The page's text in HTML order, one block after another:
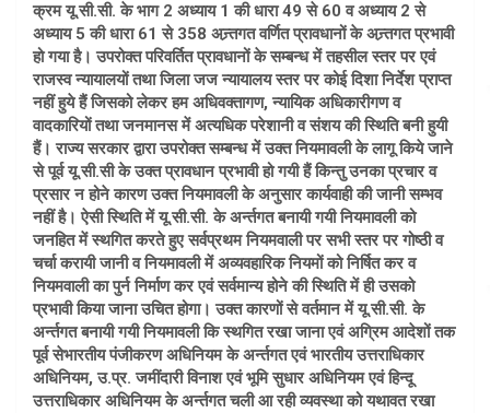
क्रम यू.सी.सी. के भाग 2 अध्याय 1 की धारा 49 से 60 व अध्याय 2 से
अध्याय 5 की धारा 61 से 358 अन्र्तगत वर्णित प्रावधानों के अन्र्तगत प्रभावी
हो गया है। उपरोक्त परिवर्तित प्रावधानों के सम्बन्ध में तहसील स्तर पर एवं
राजस्व न्यायालयों तथा जिला जज न्यायालय स्तर पर कोई दिशा निर्देश प्राप्त
नहीं हुये हैं जिसको लेकर हम अधिवक्तागण, न्यायिक अधिकारीगण व
वादकारियों तथा जनमानस में अत्यधिक परेशानी व संशय की स्थिति बनी हुयी
हैं। राज्य सरकार द्वारा उपरोक्त सम्बन्ध में उक्त नियमावली के लागू किये जाने
से पूर्व यू.सी.सी के उक्त प्रावधान प्रभावी हो गयी हैं किन्तु उनका प्रचार व
प्रसार न होने कारण उक्त नियमावली के अनुसार कार्यवाही की जानी सम्भव
नहीं है। ऐसी स्थिति में यू.सी.सी. के अर्न्तगत बनायी गयी नियमावली को
जनहित में स्थगित करते हुए सर्वप्रथम नियमवाली पर सभी स्तर पर गोष्ठी व
चर्चा करायी जानी व नियमावली में अव्यवहारिक नियमों को निर्षित कर व
नियमवाली का पुर्न निर्माण कर एवं सर्वमान्य होने की स्थिति में ही उसको
प्रभावी किया जाना उचित होगा। उक्त कारणों से वर्तमान में यू.सी.सी. के
अर्न्तगत बनायी गयी नियमावली कि स्थगित रखा जाना एवं अग्रिम आदेशों तक
पूर्व सेभारतीय पंजीकरण अधिनियम के अर्न्तगत एवं भारतीय उत्तराधिकार
अधिनियम, उ.प्र. जमींदारी विनाश एवं भूमि सुधार अधिनियम एवं हिन्दू
उत्तराधिकार अधिनियम के अर्न्तगत चली आ रही व्यवस्था को यथावत रखा